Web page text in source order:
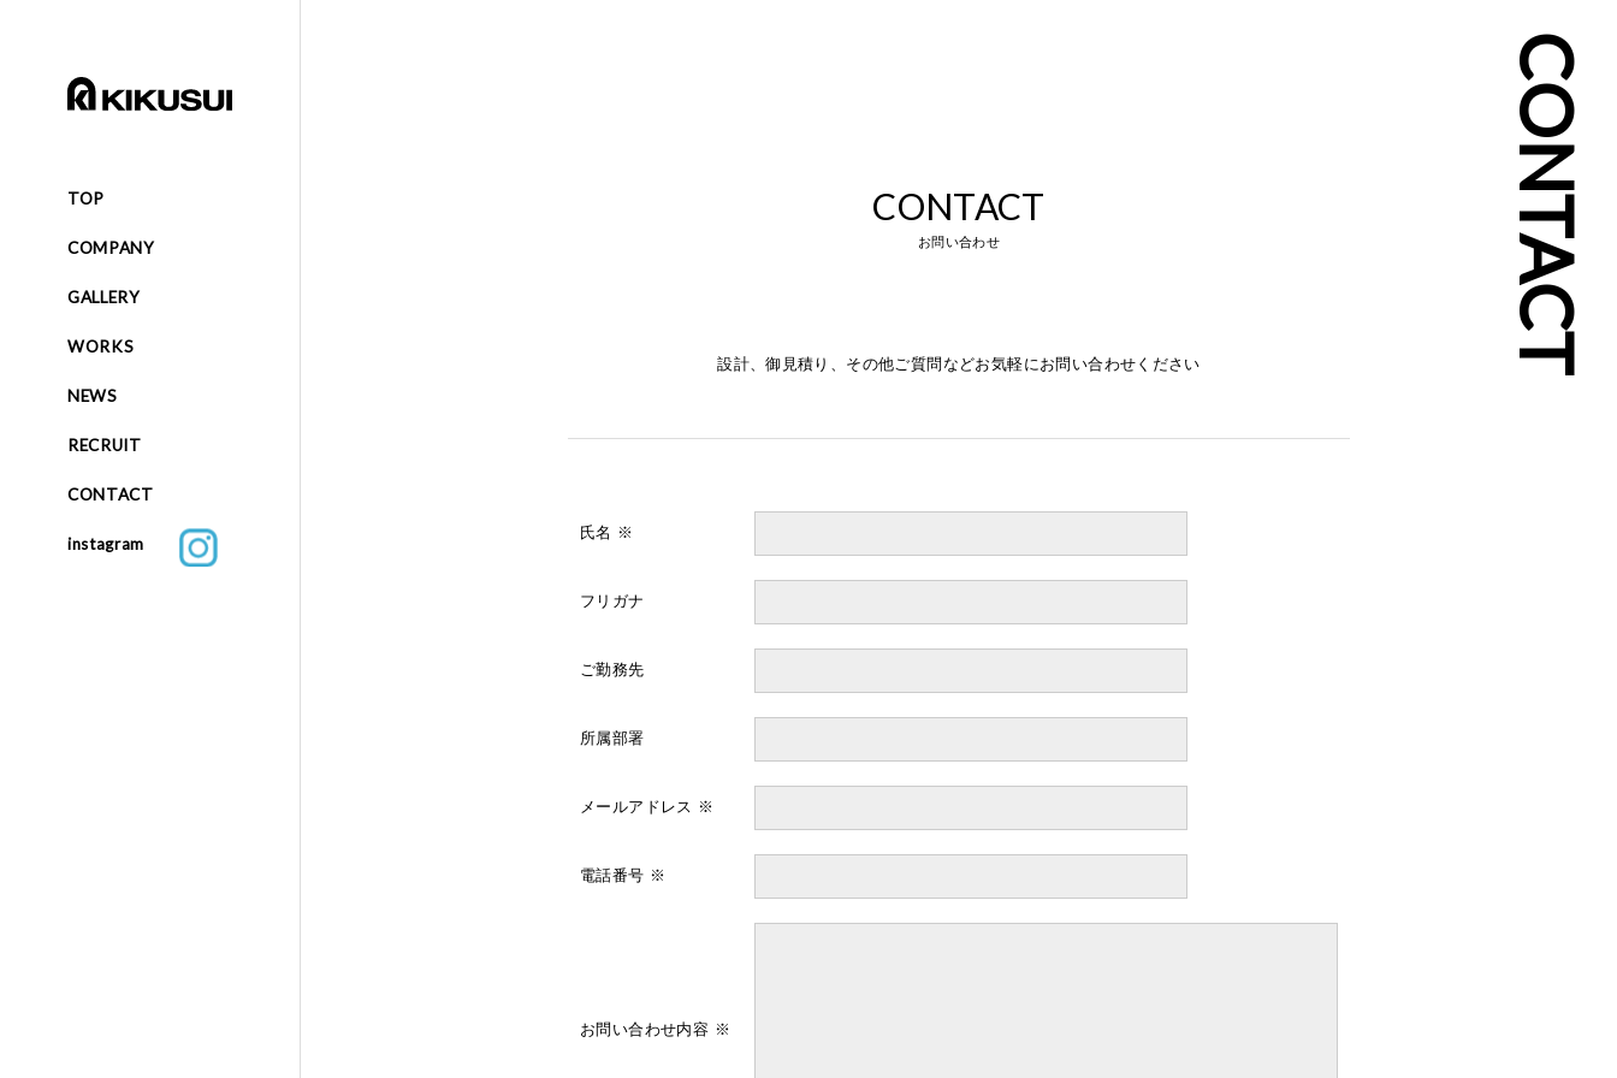
TOP
COMPANY
GALLERY
WORKS
NEWS
RECRUIT
CONTACT
instagram
CONTACT
CONTACT
お問い合わせ
設計、御見積り、その他ご質問などお気軽にお問い合わせください
氏名 ※
フリガナ
ご勤務先
所属部署
メールアドレス ※
電話番号 ※
お問い合わせ内容 ※